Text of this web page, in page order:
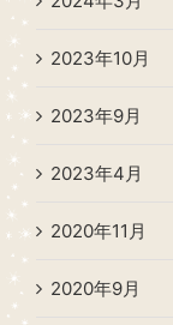
2023年10月
2023年9月
2023年4月
2020年11月
2020年9月